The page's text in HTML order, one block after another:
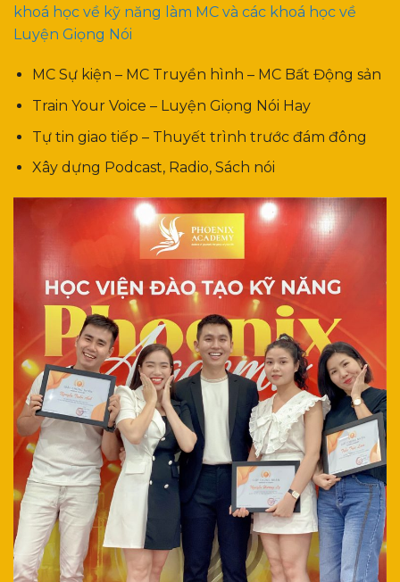
khoá học về kỹ năng làm MC và các khoá học về
Luyện Giọng Nói
MC Sự kiện – MC Truyền hình – MC Bất Động sản
Train Your Voice – Luyện Giọng Nói Hay
Tự tin giao tiếp – Thuyết trình trước đám đông
Xây dựng Podcast, Radio, Sách nói